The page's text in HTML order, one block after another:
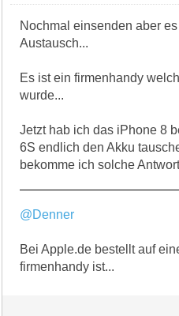
Nochmal einsenden aber
Austausch...
Es ist ein firmenhandy
wurde...
Jetzt hab ich das iPhone 8
6S endlich den Akku
bekomme ich solche
@Denner
Bei Apple.de bestellt auf
firmenhandy ist...